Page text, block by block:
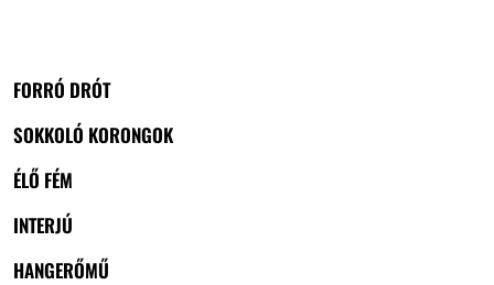
FORRÓ DRÓT
SOKKOLÓ KORONGOK
ÉLŐ FÉM
INTERJÚ
HANGERŐMŰ